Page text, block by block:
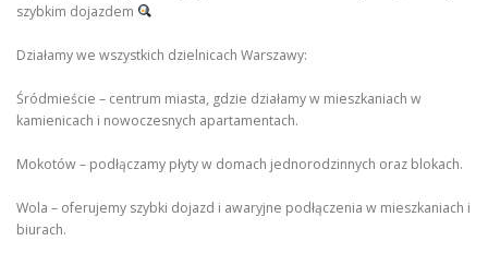
szybkim dojazdem
Działamy we wszystkich dzielnicach Warszawy:
Śródmieście – centrum miasta, gdzie działamy w mieszkaniach w
kamienicach i nowoczesnych apartamentach.
Mokotów – podłączamy płyty w domach jednorodzinnych oraz blokach.
Wola – oferujemy szybki dojazd i awaryjne podłączenia w mieszkaniach i
biurach.